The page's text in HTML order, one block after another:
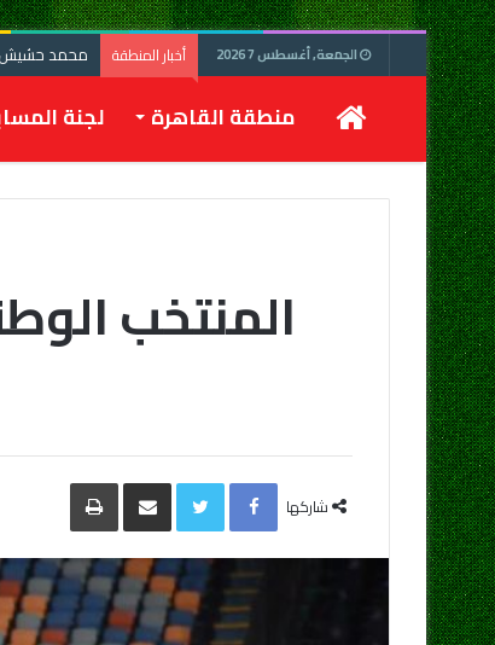
الجمعة, أغسطس 7 2026 أخبار المنطقة محمد حشيش :
الرئيسيةمنطقة القاهرة لجنة
المنتخب
شاركها
Facebook
Twitter مشاركة
البريد
طباعة